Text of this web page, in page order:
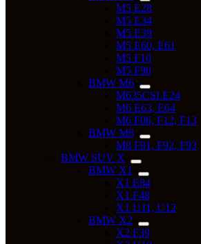
M5 E28
M5 E34
M5 E39
M5 E60, E61
M5 F10
M5 F90
BMW M6
M635CSI E24
M6 E63, E64
M6 F06, F12, F13
BMW M8
M8 F91, F92, F93
BMW SUV X
BMW X1
X1 E84
X1 F48
X1 U11, U12
BMW X2
X2 F39